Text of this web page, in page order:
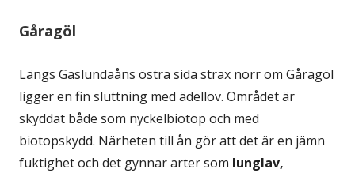
Gåragöl
Längs Gaslundaåns östra sida strax norr om Gåragöl
ligger en fin sluttning med ädellöv. Området är
skyddat både som nyckelbiotop och med
biotopskydd. Närheten till ån gör att det är en jämn
fuktighet och det gynnar arter som lunglav,